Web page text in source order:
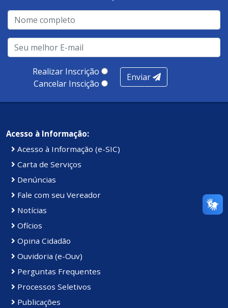
Realizar Inscrição
Cancelar Inscição
Enviar
Acesso à Informação:
Acesso à Informação (e-SIC)
Carta de Serviços
Denúncias
Fale com seu Vereador
Notícias
Ofícios
Opina Cidadão
Ouvidoria (e-Ouv)
Perguntas Frequentes
Processos Seletivos
Publicações